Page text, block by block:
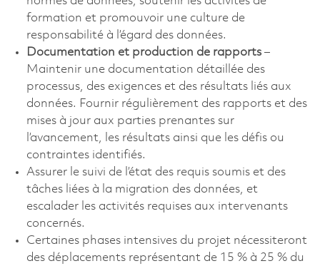
formation et promouvoir une culture de
responsabilité à l’égard des données.
Documentation et production de rapports–
Maintenir une documentation détaillée des
processus, des exigences et des résultats liés aux
données. Fournir régulièrement des rapports et des
mises à jour aux parties prenantes sur
l’avancement, les résultats ainsi que les défis ou
contraintes identifiés.
Assurer le suivi de l’état des requis soumis et des
tâches liées à la migration des données, et
escalader les activités requises aux intervenants
concernés.
Certaines phases intensives du projet nécessiteront
des déplacements représentant de 15 % à 25 % du